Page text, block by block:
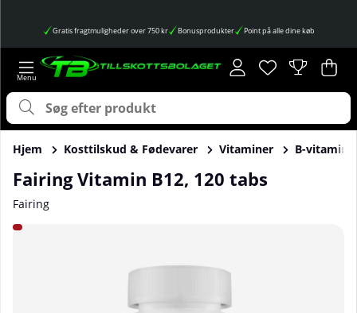
Gratis fragtmuligheder over 750 kr Bonusprodukter Point på alle dine køb
Ønskeliste
Antal på
. .
Hjem Kosttilskud & Fødevarer Vitaminer B-vitamin
Fairing Vitamin B12, 120 tabs
Fairing
Produktbilleder Fairing Vitamin B12, 120 tabs